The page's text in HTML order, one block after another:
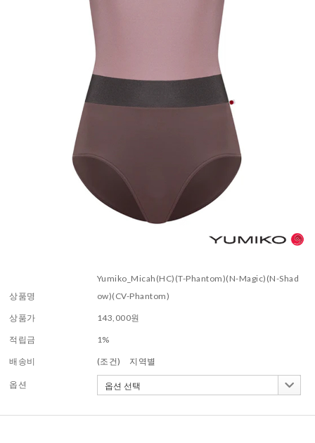
상품명
Yumiko_Micah(HC)(T-Phantom)(N-Magic)(N-Shad
ow)(CV-Phantom)
상품가 143,000원
적립금 1%
배송비 (조건) 지역별
옵션